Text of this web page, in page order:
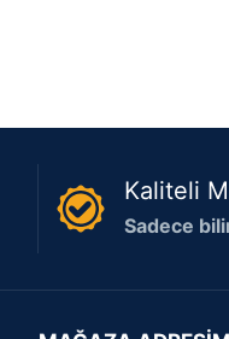
Kaliteli
Sadece